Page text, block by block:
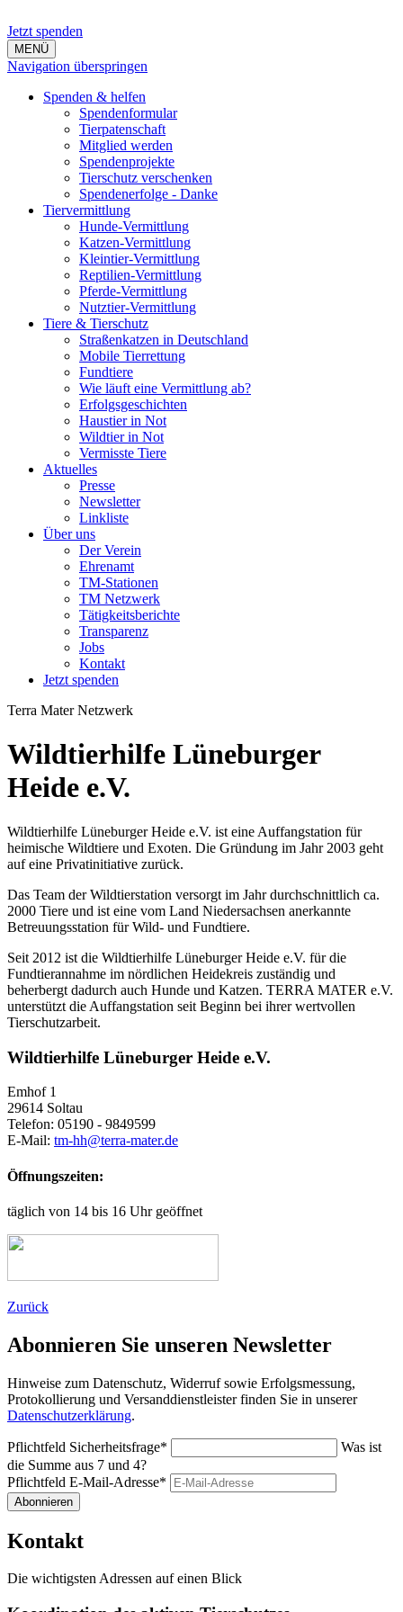
Jetzt spenden
MENÜ
Navigation überspringen
Spenden & helfen
Spendenformular
Tierpatenschaft
Mitglied werden
Spendenprojekte
Tierschutz verschenken
Spendenerfolge - Danke
Tiervermittlung
Hunde-Vermittlung
Katzen-Vermittlung
Kleintier-Vermittlung
Reptilien-Vermittlung
Pferde-Vermittlung
Nutztier-Vermittlung
Tiere & Tierschutz
Straßenkatzen in Deutschland
Mobile Tierrettung
Fundtiere
Wie läuft eine Vermittlung ab?
Erfolgsgeschichten
Haustier in Not
Wildtier in Not
Vermisste Tiere
Aktuelles
Presse
Newsletter
Linkliste
Über uns
Der Verein
Ehrenamt
TM-Stationen
TM Netzwerk
Tätigkeitsberichte
Transparenz
Jobs
Kontakt
Jetzt spenden
Terra Mater Netzwerk
Wildtierhilfe Lüneburger
Heide e.V.
Wildtierhilfe Lüneburger Heide e.V. ist eine Auffangstation für
heimische Wildtiere und Exoten. Die Gründung im Jahr 2003 geht
auf eine Privatinitiative zurück.
Das Team der Wildtierstation versorgt im Jahr durchschnittlich ca.
2000 Tiere und ist eine vom Land Niedersachsen anerkannte
Betreuungsstation für Wild- und Fundtiere.
Seit 2012 ist die Wildtierhilfe Lüneburger Heide e.V. für die
Fundtierannahme im nördlichen Heidekreis zuständig und
beherbergt dadurch auch Hunde und Katzen. TERRA MATER e.V.
unterstützt die Auffangstation seit Beginn bei ihrer wertvollen
Tierschutzarbeit.
Wildtierhilfe Lüneburger Heide e.V.
Emhof 1
29614 Soltau
Telefon: 05190 - 9849599
E-Mail: tm-hh@terra-mater.de
Öffnungszeiten:
täglich von 14 bis 16 Uhr geöffnet
Zurück
Abonnieren Sie unseren Newsletter
Hinweise zum Datenschutz, Widerruf sowie Erfolgsmessung,
Protokollierung und Versanddienstleister finden Sie in unserer
Datenschutzerklärung.
Pflichtfeld Sicherheitsfrage*
Was ist
die Summe aus 7 und 4?
Pflichtfeld E-Mail-Adresse*
Abonnieren
Kontakt
Die wichtigsten Adressen auf einen Blick